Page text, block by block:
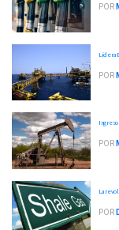
POR
Lidera
POR
POR
La
POR